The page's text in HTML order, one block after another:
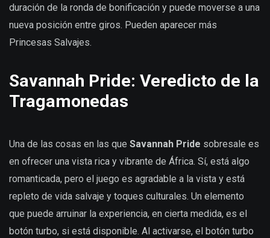
duración de la ronda de bonificación y puede moverse a una
nueva posición entre giros. Pueden aparecer más
Princesas Salvajes.
Savannah Pride: Veredicto de la
Tragamonedas
Una de las cosas en las que Savannah Pride sobresale es
en ofrecer una vista rica y vibrante de África. Sí, está algo
romanticada, pero el juego es agradable a la vista y está
repleto de vida salvaje y toques culturales. Un elemento
que puede arruinar la experiencia, en cierta medida, es el
botón turbo, si está disponible. Al activarse, el botón turbo